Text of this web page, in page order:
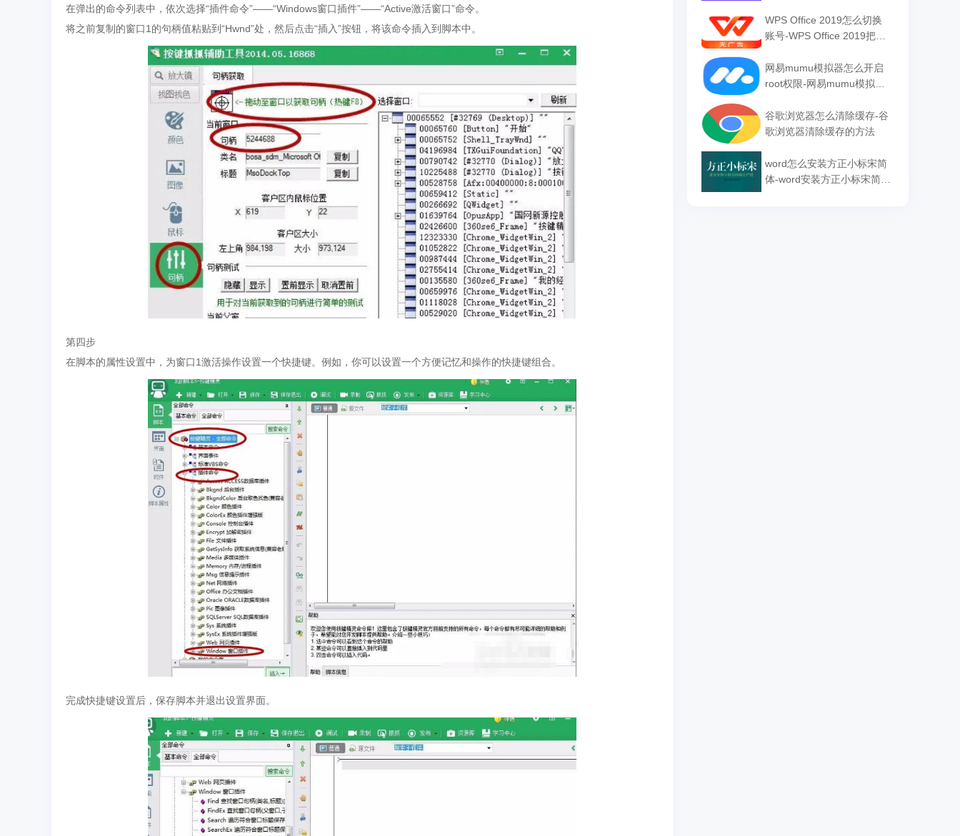
在弹出的命令列表中，依次选择“插件命令”——“Windows窗口插件”——“Active激活窗口”命令。
将之前复制的窗口1的句柄值粘贴到“Hwnd”处，然后点击“插入”按钮，将该命令插入到脚本中。
第四步
在脚本的属性设置中，为窗口1激活操作设置一个快捷键。例如，你可以设置一个方便记忆和操作的快捷键组合。
完成快捷键设置后，保存脚本并退出设置界面。
WPS Office 2019怎么切换
账号-WPS Office 2019把切
网易mumu模拟器怎么开启
root权限-网易mumu模拟器
谷歌浏览器怎么清除缓存-谷
歌浏览器清除缓存的方法
word怎么安装方正小标宋简
体-word安装方正小标宋简体